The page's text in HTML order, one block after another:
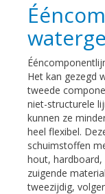
Het kan gezegd
tweede
niet-structurele
kunnen ze
heel flexibel.
schuimstoffen
hout,
zuigende
tweezijdig,